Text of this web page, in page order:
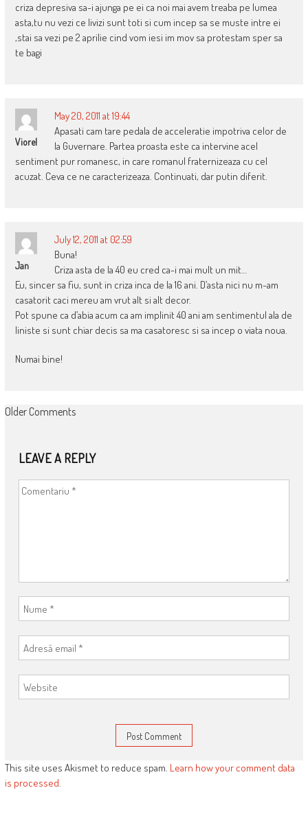
criza depresiva sa-i ajunga pe ei ca noi mai avem treaba pe lumea
asta,tu nu vezi ce livizi sunt toti si cum incep sa se muste intre ei
,stai sa vezi pe 2 aprilie cind vom iesi im mov sa protestam sper sa
te bagi
Viorel
May 20, 2011 at 19:44
Apasati cam tare pedala de acceleratie impotriva celor de
la Guvernare. Partea proasta este ca intervine acel
sentiment pur romanesc, in care romanul fraternizeaza cu cel
acuzat. Ceva ce ne caracterizeaza. Continuati, dar putin diferit.
Jan
July 12, 2011 at 02:59
Buna!
Criza asta de la 40 eu cred ca-i mai mult un mit…
Eu, sincer sa fiu, sunt in criza inca de la 16 ani. D’asta nici nu m-am
casatorit caci mereu am vrut alt si alt decor.
Pot spune ca d’abia acum ca am implinit 40 ani am sentimentul ala de
liniste si sunt chiar decis sa ma casatoresc si sa incep o viata noua.
Numai bine!
COMMENT
Older Comments
LEAVE A REPLY
This site uses Akismet to reduce spam. Learn how your comment data
is processed.